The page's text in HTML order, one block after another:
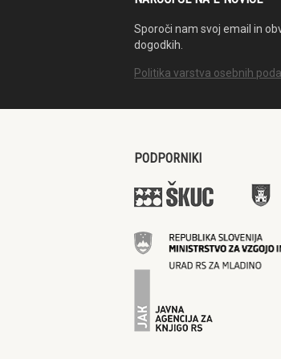
Sporoči nam svoj email in
dogodkih.
Politika varstva osebnih
PODPORNIKI